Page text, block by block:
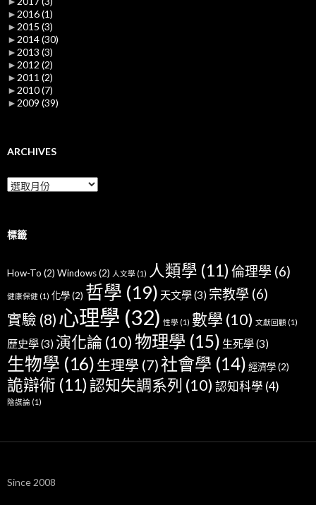
► 2016(1)
► 2015 (3)
► 2014(30)
► 2013 (3)
► 2012 (2)
► 2011 (2)
► 2010(7)
► 2009 (39)
ARCHIVES
Archives
標籤
How-To (2) Windows(2) 人文學 (1) 人類學 (11) 倫理學 (6)
健康保健 (1) 化學(2) 哲學 (19) 天文學(3) 宗教學 (6)
實驗 (8) 心理學 (32) 性學 (1) 數學 (10) 文獻回顧 (1)
歷史學(3) 演化論 (10)物理學 (15) 生死學(3)
生物學 (16) 生理學 (7)社會學 (14) 經濟學(2)
詭辯術 (11)認知失調系列 (10) 認知科學 (4)
陰謀論 (1)
Since 2008